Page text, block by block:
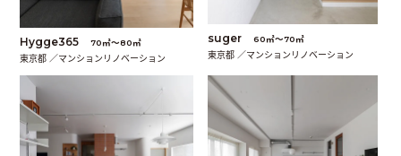
Hygge365 70㎡〜80㎡
東京都 ／マンションリノベーション
suger 60㎡〜70㎡
東京都 ／マンションリノベーション